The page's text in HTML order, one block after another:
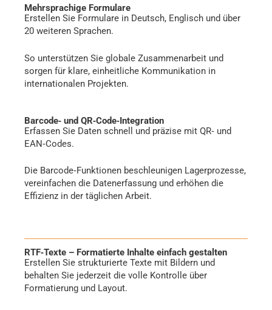
Mehrsprachige Formulare
Erstellen Sie Formulare in Deutsch, Englisch und über
20 weiteren Sprachen.
So unterstützen Sie globale Zusammenarbeit und
sorgen für klare, einheitliche Kommunikation in
internationalen Projekten.
Barcode‑ und QR‑Code‑Integration
Erfassen Sie Daten schnell und präzise mit QR‑ und
EAN‑Codes.
Die Barcode‑Funktionen beschleunigen Lagerprozesse,
vereinfachen die Datenerfassung und erhöhen die
Effizienz in der täglichen Arbeit.
RTF‑Texte – Formatierte Inhalte einfach gestalten
Erstellen Sie strukturierte Texte mit Bildern und
behalten Sie jederzeit die volle Kontrolle über
Formatierung und Layout.